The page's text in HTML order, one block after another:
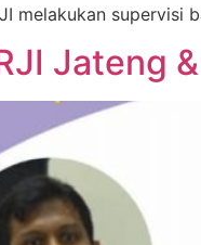
melakukan
Jateng